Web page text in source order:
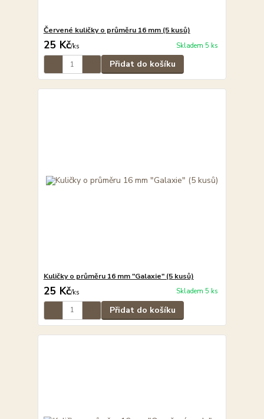
Červené kuličky o průměru 16 mm (5 kusů)
25 Kč/ks Skladem 5 ks
Přidat do košíku
Kuličky o průměru 16 mm "Galaxie" (5 kusů)
25 Kč/ks Skladem 5 ks
Přidat do košíku